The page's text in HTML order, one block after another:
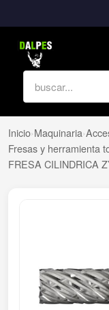
Inicio›Maquinaria›
Fresas y herramienta
FRESA CILINDRICA